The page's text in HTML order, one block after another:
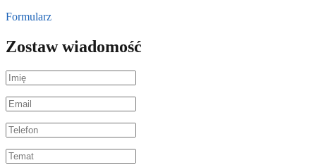
Formularz
Zostaw wiadomość